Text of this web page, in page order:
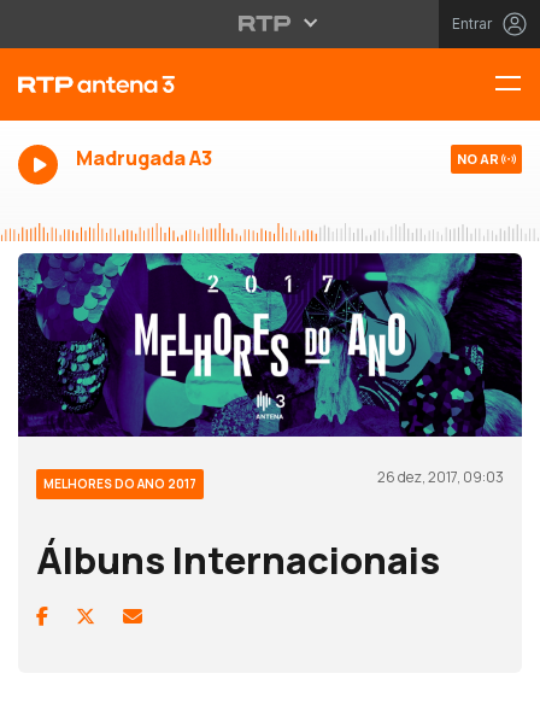
Entrar
Madrugada A3 NO AR
MELHORES DO ANO 2017 26 dez, 2017, 09:03
Álbuns Internacionais